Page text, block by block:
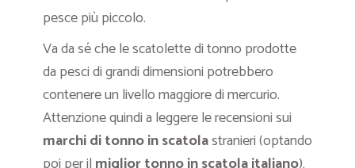
pesce più piccolo.
Va da sé che le scatolette di tonno prodotte
da pesci di grandi dimensioni potrebbero
contenere un livello maggiore di mercurio.
Attenzione quindi a leggere le recensioni sui
marchi di tonno in scatolastranieri (optando